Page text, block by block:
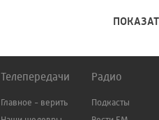
Телепередачи
Главное - верить
Радио
Подкасты